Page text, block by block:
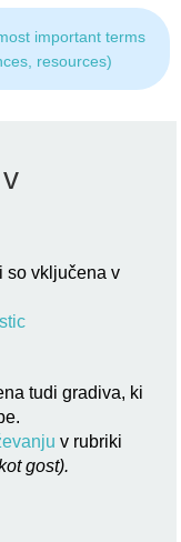
important terms
resources)
so vključena v
tudi gradiva, ki
v rubriki
gost).